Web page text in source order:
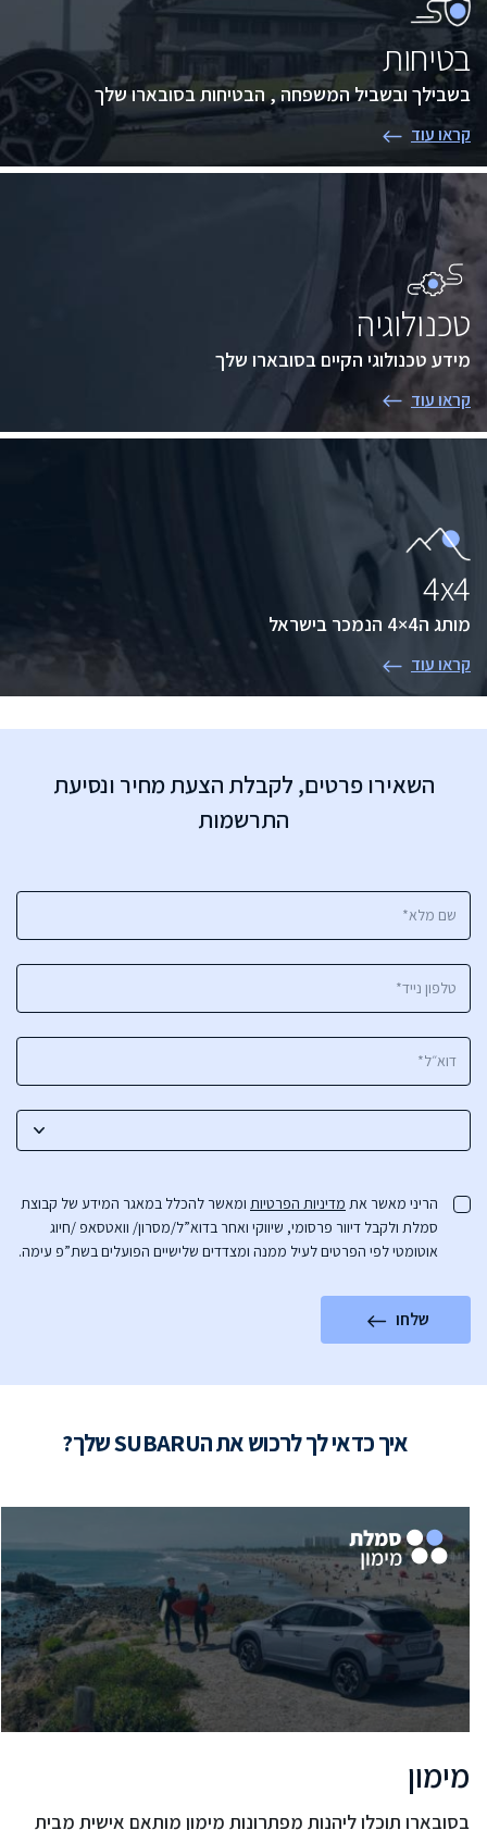
בטיחות
בשבילך ובשביל המשפחה , הבטיחות בסובארו שלך
קראו עוד
טכנולוגיה
מידע טכנולוגי הקיים בסובארו שלך
קראו עוד
4x4
מותג ה4×4 הנמכר בישראל
קראו עוד
השאירו פרטים, לקבלת הצעת מחיר ונסיעת
התרשמות
הריני מאשר את מדיניות הפרטיות ומאשר להכלל במאגר המידע של קבוצת
סמלת ולקבל דיוור פרסומי, שיווקי ואחר בדוא”ל/מסרון/ וואטסאפ /חיוג
אוטומטי לפי הפרטים לעיל ממנה ומצדדים שלישיים הפועלים בשת”פ עימה.
שלחו
איך כדאי לך לרכוש את הSUBARU שלך?
מימון
בסובארו תוכלו ליהנות מפתרונות מימון מותאם אישית מבית